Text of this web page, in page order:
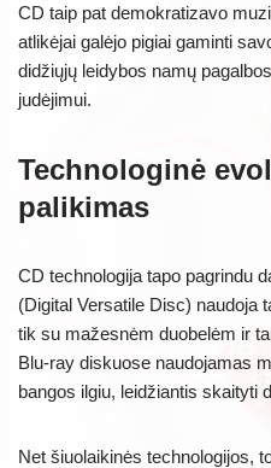
CD taip pat demokratizavo
atlikėjai galėjo pigiai gaminti
didžiųjų leidybos namų
judėjimui.
Technologinė
palikimas
CD technologija tapo pagrindu
(Digital Versatile Disc) naudoja
tik su mažesnėm duobelėm ir
Blu-ray diskuose naudojamas
bangos ilgiu, leidžiantis skaityti
Net šiuolaikinės technologijos,